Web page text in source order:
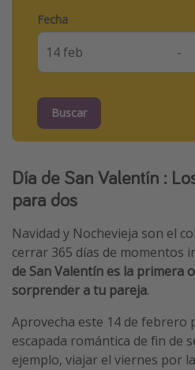
Fecha
-
Buscar
Día de San Valentín :
para dos
Navidad y Nochevieja son el
cerrar 365 días de momentos
de San Valentín es la primera
sorprender a tu pareja.
Aprovecha este 14 de febrero
escapada romántica de fin de
ejemplo, viajar el viernes por